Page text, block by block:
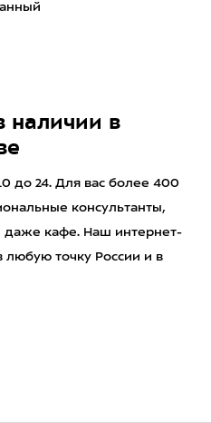
наличии в
до 24. Для вас более 400
консультанты,
кафе. Наш интернет-
любую точку России и в